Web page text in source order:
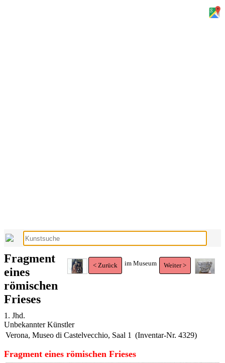
< Zurück im Museum Weiter >
Fragment
eines
römischen
Frieses
1. Jhd.
Unbekannter Künstler
Verona, Museo di Castelvecchio, Saal 1 (Inventar-Nr. 4329)
Fragment eines römischen Frieses